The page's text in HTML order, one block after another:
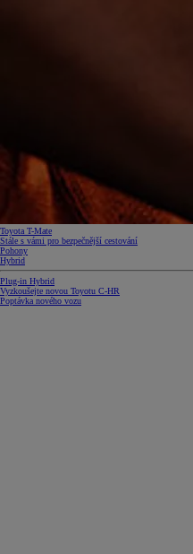
Toyota T-Mate
Stále s vámi pro bezpečnější cestování
Pohony
Hybrid
Plug-in Hybrid
Vyzkoušejte novou Toyotu C‑HR
Poptávka nového vozu